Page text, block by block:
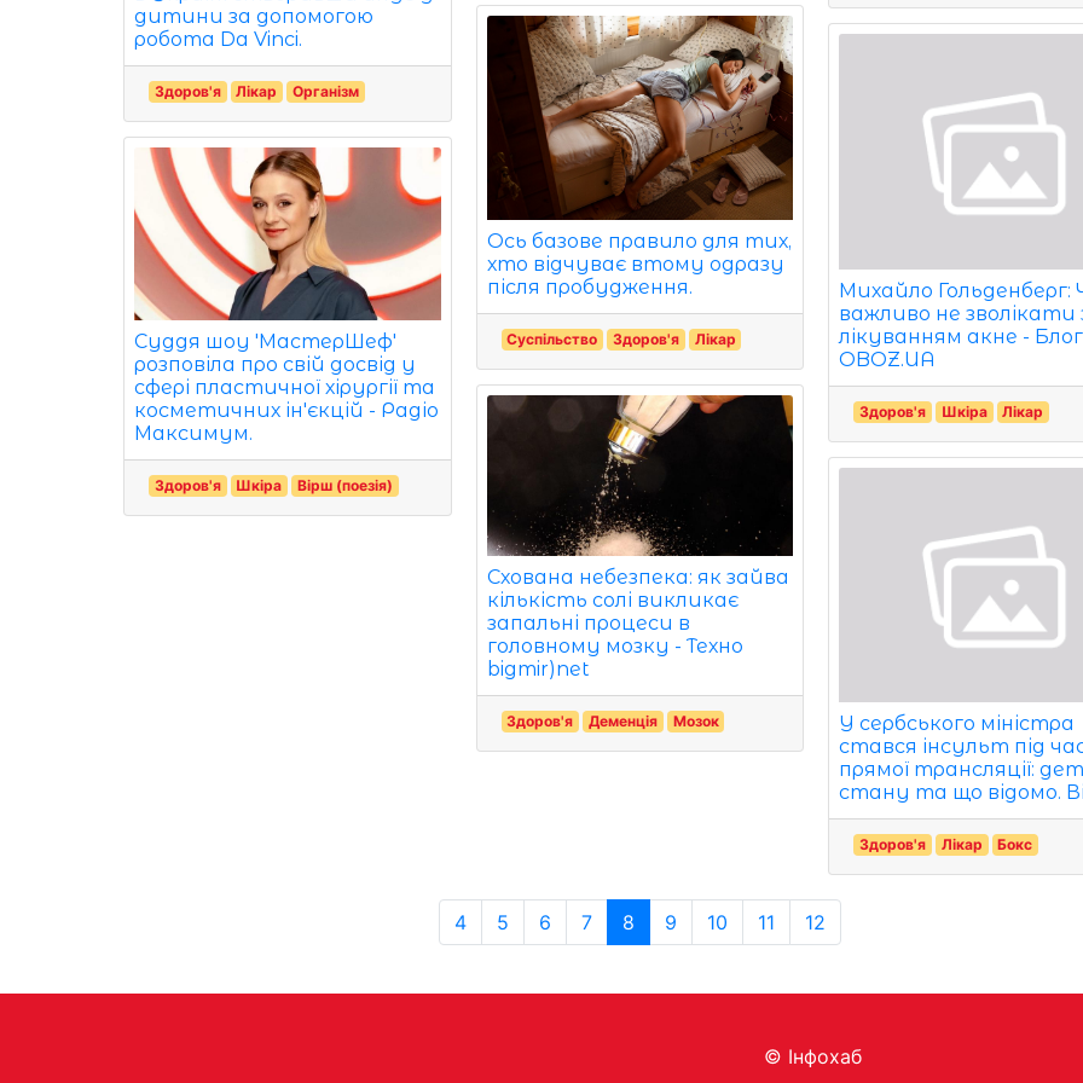
дитини за допомогою
робота Da Vinci.
Здоров'я Лікар Організм
Суддя шоу 'МастерШеф'
розповіла про свій досвід у
сфері пластичної хірургії та
косметичних ін'єкцій - Радіо
Максимум.
Здоров'я Шкіра Вірш (поезія)
Ось базове правило для тих,
хто відчуває втому одразу
після пробудження.
Суспільство Здоров'я Лікар
Схована небезпека: як зайва
кількість солі викликає
запальні процеси в
головному мозку - Техно
bigmir)net
Здоров'я Деменція Мозок
Михайло Гольденберг:
важливо не зволікати
лікуванням акне -
OBOZ.UA
Здоров'я Шкіра Лікар
У сербського міністра
стався інсульт під
прямої трансляції:
стану та що відомо.
Здоров'я Лікар Бокс
4 5 6 7 8 9 10 11 12
© Інфохаб